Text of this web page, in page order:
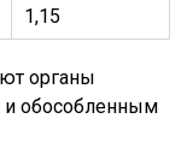
1,15
органы
и обособленным